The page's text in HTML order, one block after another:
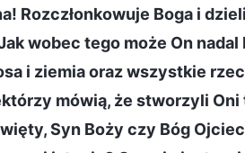
Rozczłonkowuje Boga i
wobec tego może On
i ziemia oraz wszystkie
mówią, że stworzyli
Syn Boży czy Bóg